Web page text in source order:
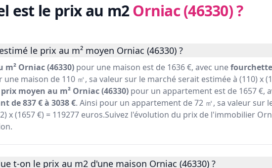
est le prix au m2Orniac (46330)?
le prix au m² moyen Orniac (46330) ?
Orniac (46330) pour une maison est de 1636 €, avec unefourchette
une maison de 110 ㎡, sa valeur sur le marché serait estimée à (110) x
prix moyen au m² Orniac (46330) pour un appartement est de 1657 €,
de 837 € à 3038 €. Ainsi pour un appartement de 72 ㎡, sa valeur sur
x (1657 €) = 119277 euros.Suivez l'évolution du prix de l'immobilier
t-on le prix au m2 d'une maison Orniac (46330) ?